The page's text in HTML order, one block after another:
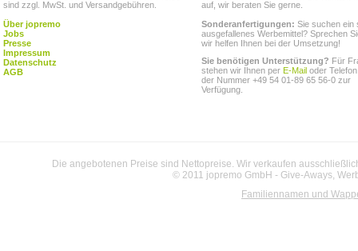
sind zzgl. MwSt. und Versandgebühren.
Über jopremo
Jobs
Presse
Impressum
Datenschutz
AGB
auf, wir beraten Sie gerne.
Sonderanfertigungen: Sie suchen ein
ausgefallenes Werbemittel? Sprechen
wir helfen Ihnen bei der Umsetzung!
Sie benötigen Unterstützung? Für
stehen wir Ihnen per E-Mail oder
der Nummer +49 54 01-89 65 56-0 zur
Verfügung.
Die angebotenen Preise sind Nettopreise. Wir verkaufen
© 2011 jopremo GmbH - Give-Aways,
Familiennamen und